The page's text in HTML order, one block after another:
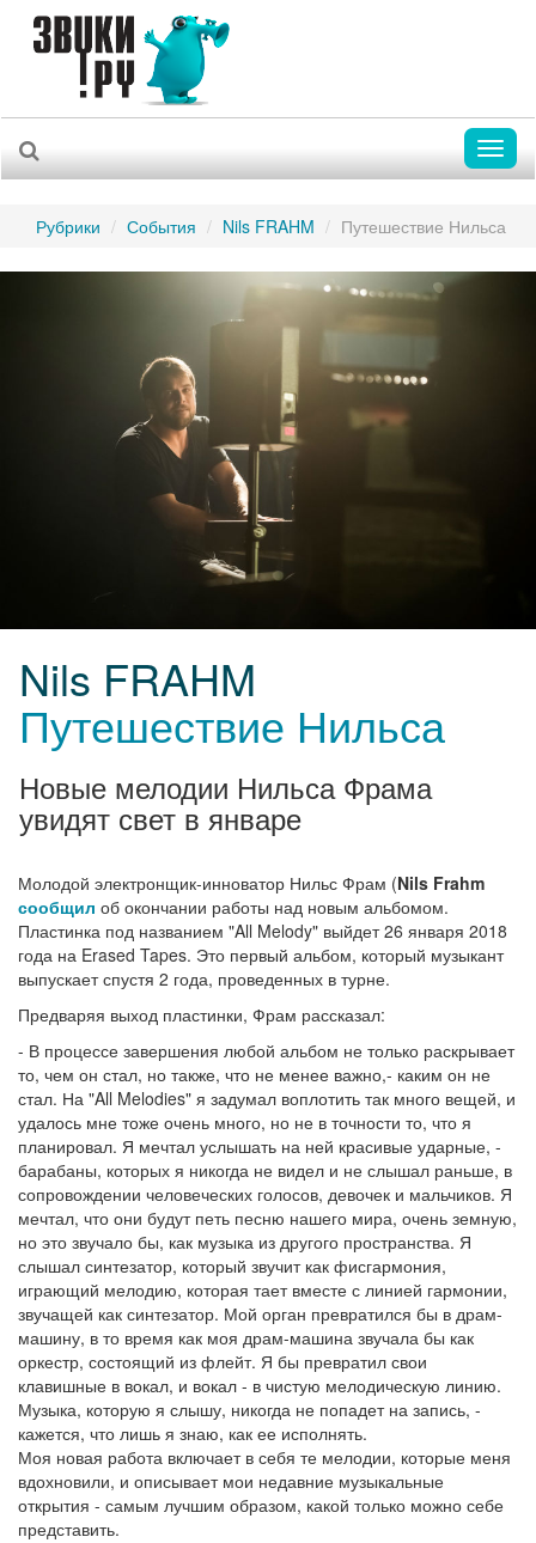
Рубрики События Nils FRAHM Путешествие Нильса
Nils FRAHM
Путешествие Нильса
Новые мелодии Нильса Фрама
увидят свет в январе
Молодой электронщик-инноватор Нильс Фрам (Nils Frahm
сообщил об окончании работы над новым альбомом.
Пластинка под названием "All Melody" выйдет 26 января 2018
года на Erased Tapes. Это первый альбом, который музыкант
выпускает спустя 2 года, проведенных в турне.
Предваряя выход пластинки, Фрам рассказал:
- В процессе завершения любой альбом не только раскрывает
то, чем он стал, но также, что не менее важно,- каким он не
стал. На "All Melodies" я задумал воплотить так много вещей, и
удалось мне тоже очень много, но не в точности то, что я
планировал. Я мечтал услышать на ней красивые ударные, -
барабаны, которых я никогда не видел и не слышал раньше, в
сопровождении человеческих голосов, девочек и мальчиков. Я
мечтал, что они будут петь песню нашего мира, очень земную,
но это звучало бы, как музыка из другого пространства. Я
слышал синтезатор, который звучит как фисгармония,
играющий мелодию, которая тает вместе с линией гармонии,
звучащей как синтезатор. Мой орган превратился бы в драм-
машину, в то время как моя драм-машина звучала бы как
оркестр, состоящий из флейт. Я бы превратил свои
клавишные в вокал, и вокал - в чистую мелодическую линию.
Музыка, которую я слышу, никогда не попадет на запись, -
кажется, что лишь я знаю, как ее исполнять.
Моя новая работа включает в себя те мелодии, которые меня
вдохновили, и описывает мои недавние музыкальные
открытия - самым лучшим образом, какой только можно себе
представить.